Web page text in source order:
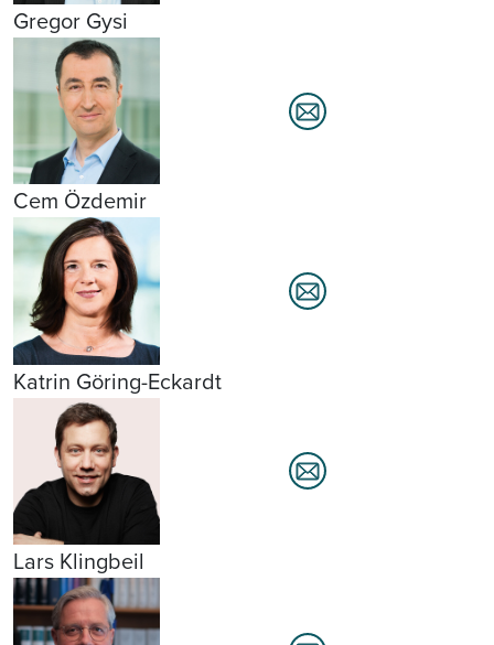
Gregor Gysi
Cem Özdemir
Katrin Göring-Eckardt
Lars Klingbeil